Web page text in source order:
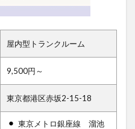
屋内型トランクルーム
9,500円～
東京都港区赤坂2-15-18
東京メトロ銀座線 溜池